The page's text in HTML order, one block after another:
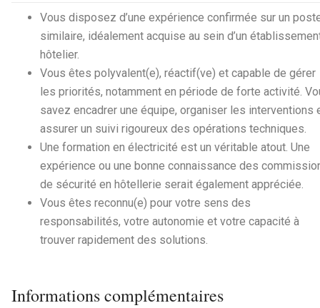
Vous disposez d’une expérience confirmée sur un
similaire, idéalement acquise au sein d’un
hôtelier.
Vous êtes polyvalent(e), réactif(ve) et capable de gérer
les priorités, notamment en période de forte activité.
savez encadrer une équipe, organiser les interventions
assurer un suivi rigoureux des opérations techniques.
Une formation en électricité est un véritable atout. Une
expérience ou une bonne connaissance des
de sécurité en hôtellerie serait également appréciée.
Vous êtes reconnu(e) pour votre sens des
responsabilités, votre autonomie et votre capacité à
trouver rapidement des solutions.
Informations complémentaires